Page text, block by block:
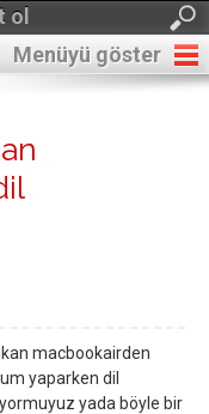
ol
Menüyü göster
macbookairden
yaparken dil
yada böyle bir